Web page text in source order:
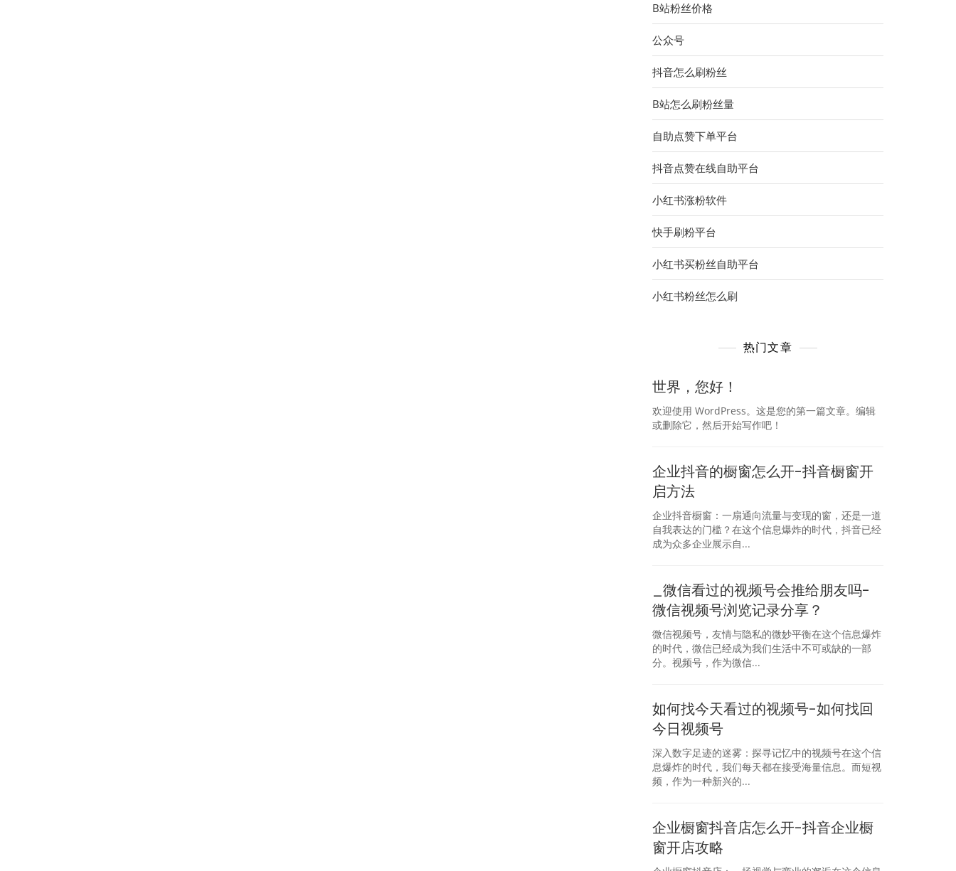
B站粉丝价格
公众号
抖音怎么刷粉丝
B站怎么刷粉丝量
自助点赞下单平台
抖音点赞在线自助平台
小红书涨粉软件
快手刷粉平台
小红书买粉丝自助平台
小红书粉丝怎么刷
热门文章
世界，您好！
欢迎使用 WordPress。这是您的第一篇文章。编辑
或删除它，然后开始写作吧！
企业抖音的橱窗怎么开-抖音橱窗开
启方法
企业抖音橱窗：一扇通向流量与变现的窗，还是一道
自我表达的门槛？在这个信息爆炸的时代，抖音已经
成为众多企业展示自...
_微信看过的视频号会推给朋友吗-
微信视频号浏览记录分享？
微信视频号，友情与隐私的微妙平衡在这个信息爆炸
的时代，微信已经成为我们生活中不可或缺的一部
分。视频号，作为微信...
如何找今天看过的视频号-如何找回
今日视频号
深入数字足迹的迷雾：探寻记忆中的视频号在这个信
息爆炸的时代，我们每天都在接受海量信息。而短视
频，作为一种新兴的...
企业橱窗抖音店怎么开-抖音企业橱
窗开店攻略